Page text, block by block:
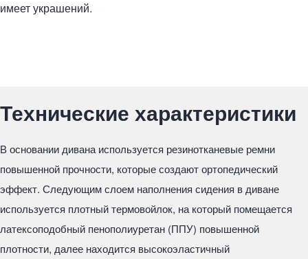
имеет украшений.
Технические характеристики
В основании дивана используется резинотканевые ремни
повышенной прочности, которые создают ортопедический
эффект. Следующим слоем наполнения сидения в диване
используется плотный термовойлок, на который помещается
латексоподобный пенополиуретан (ППУ) повышенной
плотности, далее находится высокоэластичный